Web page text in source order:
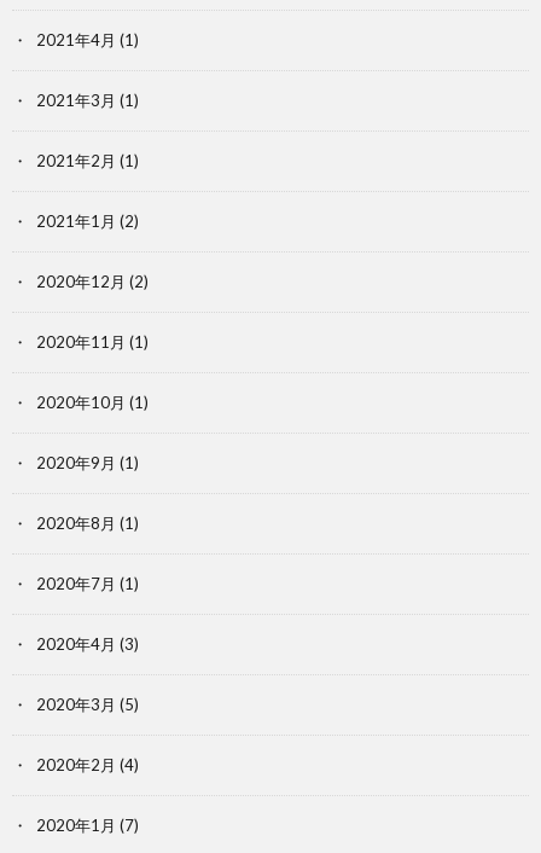
2021年4月 (1)
2021年3月 (1)
2021年2月 (1)
2021年1月 (2)
2020年12月 (2)
2020年11月 (1)
2020年10月 (1)
2020年9月 (1)
2020年8月 (1)
2020年7月 (1)
2020年4月 (3)
2020年3月 (5)
2020年2月 (4)
2020年1月 (7)